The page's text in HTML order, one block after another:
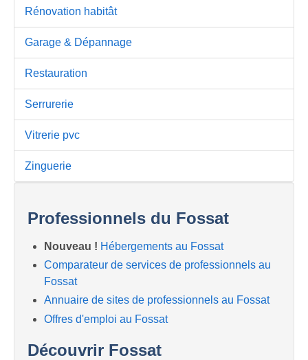
Rénovation habitât
Garage & Dépannage
Restauration
Serrurerie
Vitrerie pvc
Zinguerie
Professionnels du Fossat
Nouveau ! Hébergements au Fossat
Comparateur de services de professionnels au
Fossat
Annuaire de sites de professionnels au Fossat
Offres d'emploi au Fossat
Découvrir Fossat